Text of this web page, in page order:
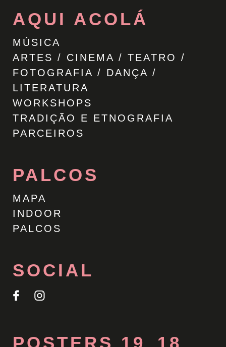
AQUI ACOLÁ
MÚSICA
ARTES / CINEMA / TEATRO /
FOTOGRAFIA / DANÇA /
LITERATURA
WORKSHOPS
TRADIÇÃO E ETNOGRAFIA
PARCEIROS
PALCOS
MAPA
INDOOR
PALCOS
SOCIAL
POSTERS 19_18